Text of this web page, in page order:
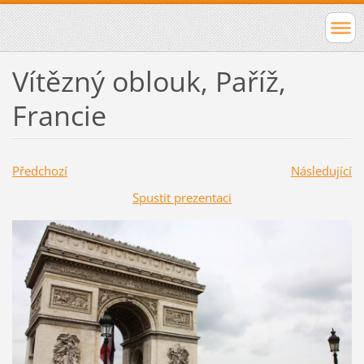
Vítězný oblouk, Paříž,
Francie
Předchozí
Následující
Spustit prezentaci